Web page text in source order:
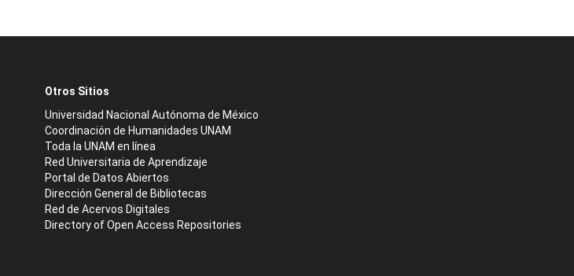
Otros Sitios
Universidad Nacional Autónoma de México
Coordinación de Humanidades UNAM
Toda la UNAM en línea
Red Universitaria de Aprendizaje
Portal de Datos Abiertos
Dirección General de Bibliotecas
Red de Acervos Digitales
Directory of Open Access Repositories